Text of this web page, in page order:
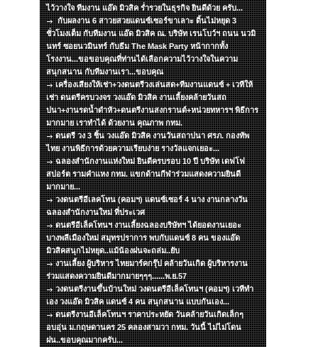
ไว้วางใจ ทีมงาน แอ๊ด มิวสิค ร่ำรวยในธุรกิจ ยินดีด้วย ครับ...
กับผลงาน 6 สาวยสวยแดนซ์เซอร์ขาเลาะ ดิ้นไม่หยุด 3
ชั่วโมงเต็ม กับทีมงาน แอ๊ด มิวสิค ณ. บริษัท เรนโบว์ฯ ถนน นวมิ
นทร์ ซอยนวมินทร์ กับธีม The Mask Party หน้ากากทั้ง
โรงงาน...ขอขอบคุณที่ท่านได้เลือกความไว้วางใจในความ
สนุกสนาน กับทีมงานเรา...ขอบคุณ
เครื่องเสียงให้เช่า+วงดนตรีวงเล่นสด+ทีมงานแดนซ์ + เวทีให้
เช่า ดนตรีครบวงจร วงแอ๊ด มิวสิค งานเลี้ยงคล้ายวันสถ
ปนา+งานรดน้ำดำหัว+ดนตรีงานสงกรานต์+หน่วยทหารฯ พิธีการ
มากมาย เราทำได้ ด้วยงาน คุณภาพ กทม.
ดนตรี วง 3 ชิ้น วงแอ๊ด มิวสิค งานวันสถาปนา ศรภ. กองทัพ
ไทย งานพิธีการด้วยความเรียบง่าย รางวัลแจกเยอะ...
ฉลองสำนักงานแห่งใหม่ ยินดีครบรอบ 10 ปี บริษัท เดฟโฟ
สปอร์ต รามคำแหง กทม. แขกด้านกีฬาร่วมแสดงความยินดี
มากมาย...
วงดนตรีอีเลคโทน (คอมฯ) แดนซ์เซอร์ 4 นาง งานกลางวัน
ฉลองสำนักงานใหม่ ที่ประเวศ
ดนตรีอีเล็คโทนฯ งานเลี้ยงฉลองบริษัทฯ ได้ยอดงานเยอะ
บางพลีเมืองใหม่ สมุทรปราการ พบกับแดนซ์ 8 คน ของแอ๊ด
มิวสิคสนุกไม่หยุด..แม้น้องฝนจะถล่ม..ยับ
งานเลี้ยง ผู้บริหาร ไทยมาร์คกรุ๊ป คล้ายวันเกิด ผู้บริหารงาน
ร่วมแสดงความยินดีมากมายๆๆๆ......พ.ย.57
วงดนตรีงานขึ้นบ้านใหม่ วงดนตรีอีเล็คโทนฯ (คอมฯ) เวทีทำ
เอง วงแอ๊ด มิวสิค แดนซ์ 4 คน สนุกสนาน แบบกันเอง...
ดนตรีงานอีเล็คโทนฯ ราคาประหยัด วันคล้ายวันเกิดเล็กๆ
อบอุ่น ม.กฤษดานคร 25 คลองสามวา กทม. วันนี้ ไม่ไม่โดน
ฝน..ขอบคุณมากครับ...